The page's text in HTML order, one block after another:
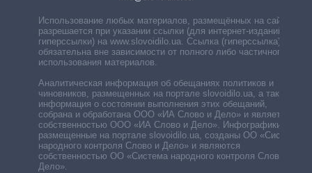
Использование любых материалов, размещённых на сайте,
разрешается при указании ссылки (для интернет-изданий —
гиперссылки) на www.slovoidilo.ua. Ссылка (гиперссылка)
обязательна вне зависимости от полного либо частичного
использования материалов.
Аналитическая информация об обещаниях политиков и
чиновников, размещенных на портале slovoidilo.ua, а также
информация о состоянии выполнения этих обещаний,
собрана и обработана ООО «ИА Слово и Дело» и является
собственностью ООО «ИА Слово и Дело». Инфографики,
размещенные на портале slovoidilo.ua, созданы ОО «Система
народного контроля Слово и Дело» и являются
собственностью ОО «Система народного контроля Слово и
Дело».